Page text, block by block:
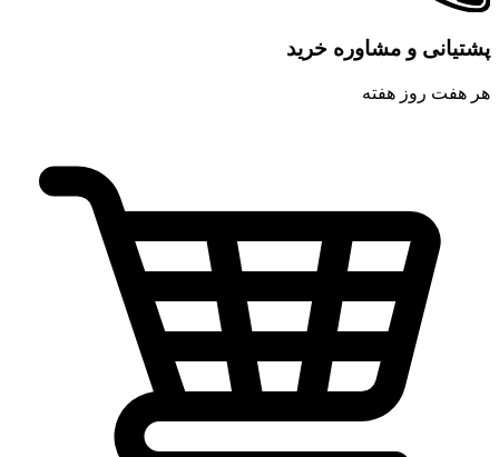
پشتیانی و مشاوره خرید
هر هفت روز هفته